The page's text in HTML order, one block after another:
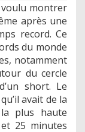
voulu montrer
après une
record. Ce
du monde
notamment
du cercle
short. Le
avait de la
plus haute
25 minutes